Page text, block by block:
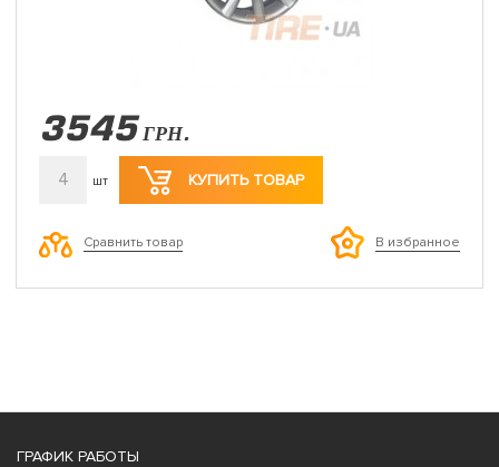
3545 ГРН.
4 шт КУПИТЬ ТОВАР
Сравнить товар В избранное
ГРАФИК РАБОТЫ